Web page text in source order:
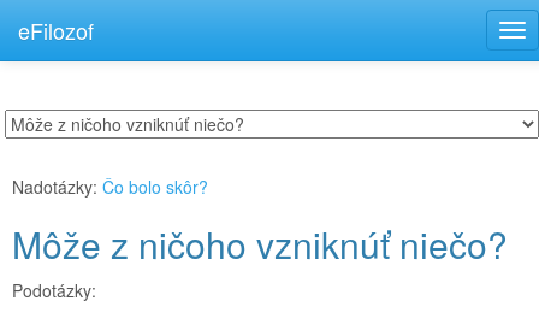
eFilozof
Nadotázky: Čo bolo skôr?
Môže z ničoho vzniknúť niečo?
Podotázky: